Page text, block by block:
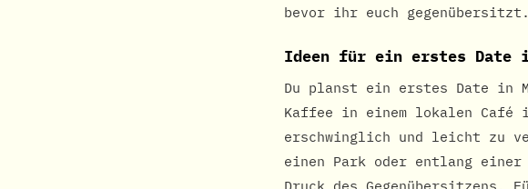
bevor ihr euch gegenübersitzt.
Ideen für ein erstes Date
Du planst ein erstes Date in
Kaffee in einem lokalen Café
erschwinglich und leicht zu
einen Park oder entlang einer